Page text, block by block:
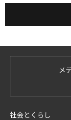
メ
社会とくらし